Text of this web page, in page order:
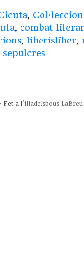
,
, combat
, liberisliber,
Fet a l'illadelsbous